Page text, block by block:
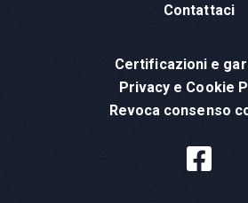
Contattaci
Certificazioni e
Privacy e Cookie
Revoca consenso